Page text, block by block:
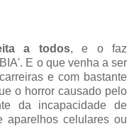
a todos, e o faz
E o que venha a ser
e com bastante
o horror causado pelo
da incapacidade de
aparelhos celulares ou